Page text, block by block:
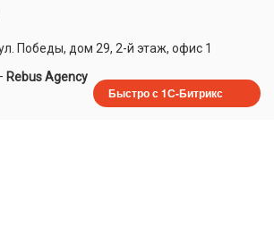
Победы, дом 29, 2-й этаж, офис 1
Rebus Agency
Быстро с 1С-Битрикс